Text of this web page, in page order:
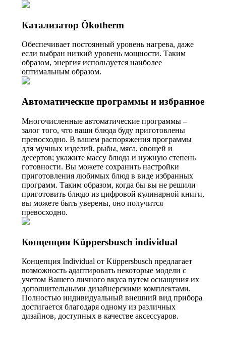
Катализатор Ökotherm
Обеспечивает постоянный уровень нагрева, даже
если выбран низкий уровень мощности. Таким
образом, энергия используется наиболее
оптимальным образом.
Автоматические программы и избранное
Многочисленные автоматические программы –
залог того, что ваши блюда буду приготовлены
превосходно. В вашем распоряжения программы
для мучных изделий, рыбы, мяса, овощей и
десертов; укажите массу блюда и нужную степень
готовности. Вы можете сохранить настройки
приготовления любимых блюд в виде избранных
программ. Таким образом, когда бы вы не решили
приготовить блюдо из цифровой кулинарной книги,
вы можете быть уверены, оно получится
превосходно.
Концепция Küppersbusch individual
Концепция Individual от Küppersbusch предлагает
возможность адаптировать некоторые модели с
учетом Вашего личного вкуса путем оснащения их
дополнительными дизайнерскими комплектами.
Полностью индивидуальный внешний вид прибора
достигается благодаря одному из различных
дизайнов, доступных в качестве аксессуаров.